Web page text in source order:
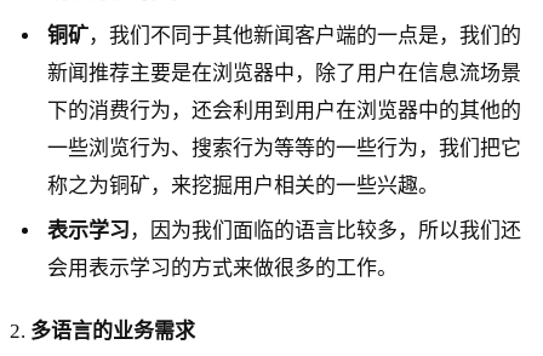
铜矿，我们不同于其他新闻客户端的一点是，我们的
新闻推荐主要是在浏览器中，除了用户在信息流场景
下的消费行为，还会利用到用户在浏览器中的其他的
一些浏览行为、搜索行为等等的一些行为，我们把它
称之为铜矿，来挖掘用户相关的一些兴趣。
表示学习 ，因为我们面临的语言比较多，所以我们还
会用表示学习的方式来做很多的工作。
2. 多语言的业务需求